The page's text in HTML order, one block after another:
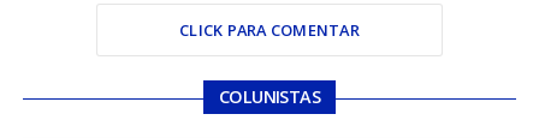
CLICK PARA COMENTAR
COLUNISTAS